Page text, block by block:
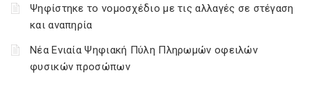
Ψηφίστηκε το νομοσχέδιο με τις αλλαγές σε στέγαση
και αναπηρία
Νέα Ενιαία Ψηφιακή Πύλη Πληρωμών οφειλών
φυσικών προσώπων